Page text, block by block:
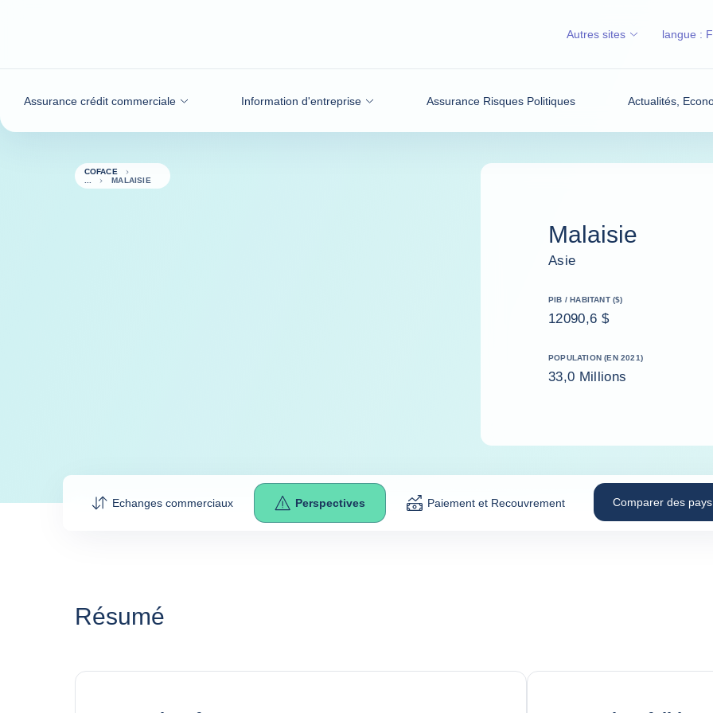
Assurance crédit commerciale Information d'entreprise Assurance Risques Politiques Actualités,
Autres sites langue :
COFACE
MALAISIE
Malaisie
Asie
PIB / HABITANT ($)
12090,6 $
POPULATION (EN 2021)
33,0 Millions
Echanges commerciaux Perspectives Paiement et Recouvrement Comparer des pays
Résumé